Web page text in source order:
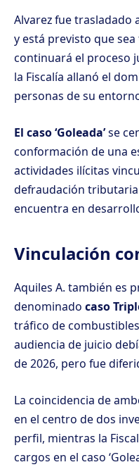
Alvarez fue trasladado
y está previsto que
continuará el proceso
la Fiscalía allanó el
personas de su
El caso ‘Goleada’se
conformación de una
actividades ilícitas
defraudación
encuentra en
Vinculación
Aquiles A. también es
denominado caso
tráfico de
audiencia de juicio
de 2026, pero fue
La coincidencia de
en el centro de dos
perfil, mientras la
cargos en el caso